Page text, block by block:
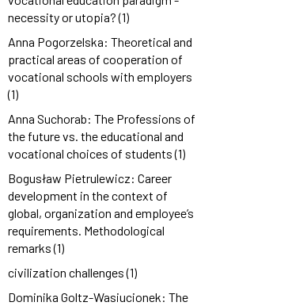
necessity or utopia? (1)
Anna Pogorzelska: Theoretical and
practical areas of cooperation of
vocational schools with employers
(1)
Anna Suchorab: The Professions of
the future vs. the educational and
vocational choices of students (1)
Bogusław Pietrulewicz: Career
development in the context of
global, organization and employee’s
requirements. Methodological
remarks (1)
civilization challenges (1)
Dominika Goltz-Wasiucionek: The